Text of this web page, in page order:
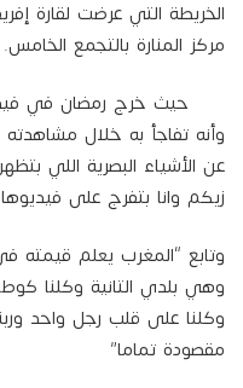
الخريطة التي عرضت لقارة
مركز المنارة بالتجمع الخامس.
حيث خرج رمضان في
وأنه تفاجأ به خلال
عن الأشياء البصرية اللي
زيكم وانا بتفرج على
وتابع “المغرب يعلم قيمته
وهي بلدي التانية وكلنا
وكلنا على قلب رجل واحد
مقصودة تماما”